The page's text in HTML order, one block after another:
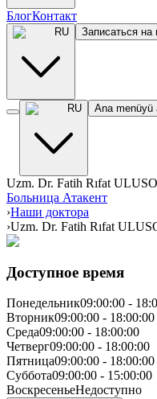
БлогКонтакт
RU Записаться на
RU Ana menüyü
Uzm. Dr. Fatih Rıfat
Больница Атакент
›Наши доктора
›Uzm. Dr. Fatih Rıfat
Доступное время
Понедельник09:00:00 -
Вторник09:00:00 - 18:00:00
Среда09:00:00 - 18:00:00
Четверг09:00:00 - 18:00:00
Пятница09:00:00 - 18:00:00
Суббота09:00:00 - 15:00:00
ВоскресеньеНедоступно